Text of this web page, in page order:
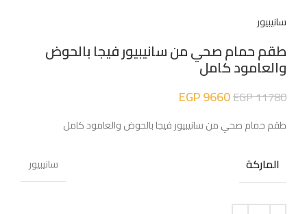
سانيبيور
طقم حمام صحي من سانيبيور فيجا بالحوض
والعامود كامل
EGP11780
EGP9660
طقم حمام صحي من سانيبيور فيجا بالحوض والعامود كامل
الماركة سانيبيور